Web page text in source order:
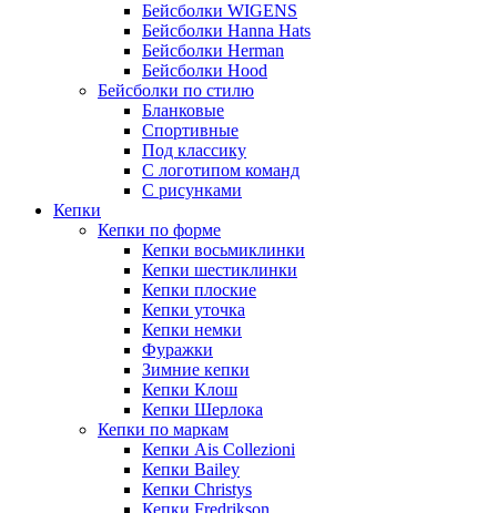
Бейсболки WIGENS
Бейсболки Hanna Hats
Бейсболки Herman
Бейсболки Hood
Бейсболки по стилю
Бланковые
Спортивные
Под классику
С логотипом команд
С рисунками
Кепки
Кепки по форме
Кепки восьмиклинки
Кепки шестиклинки
Кепки плоские
Кепки уточка
Кепки немки
Фуражки
Зимние кепки
Кепки Клош
Кепки Шерлока
Кепки по маркам
Кепки Ais Collezioni
Кепки Bailey
Кепки Christys
Кепки Fredrikson